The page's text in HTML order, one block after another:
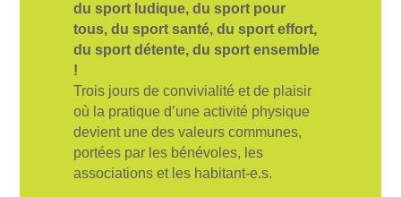
du sport ludique, du sport pour
tous, du sport santé, du sport effort,
du sport détente, du sport ensemble
!
Trois jours de convivialité et de plaisir
où la pratique d’une activité physique
devient une des valeurs communes,
portées par les bénévoles, les
associations et les habitant-e.s.